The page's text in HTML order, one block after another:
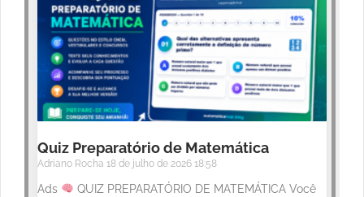
Quiz Preparatório de Matemática
Adriano Rocha 18 de julho de 2026 18:58
Ads
QUIZ PREPARATÓRIO DE MATEMÁTICA Você